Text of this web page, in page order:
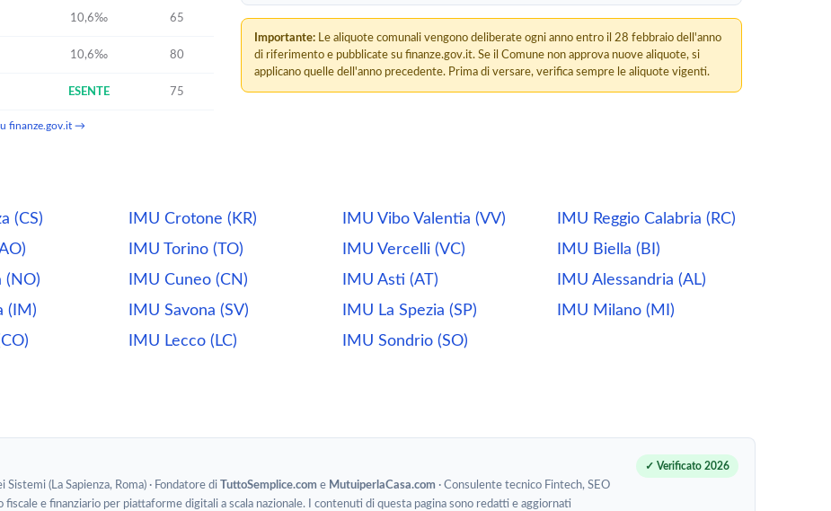
10,6‰ 65
10,6‰ 80
ESENTE 75
finanze.gov.it →
Importante: Le aliquote comunali vengono deliberate ogni anno entro il 28 febbraio dell'anno
di riferimento e pubblicate su finanze.gov.it. Se il Comune non approva nuove aliquote, si
applicano quelle dell'anno precedente. Prima di versare, verifica sempre le aliquote vigenti.
(CS) IMU Crotone (KR) IMU Vibo Valentia (VV)
IMU Reggio Calabria (RC)
IMU Torino (TO) IMU Vercelli (VC)
IMU Biella (BI)
(NO) IMU Cuneo (CN) IMU Asti (AT)
IMU Alessandria (AL)
(IM) IMU Savona (SV) IMU La Spezia (SP)
IMU Milano (MI)
IMU Lecco (LC) IMU Sondrio (SO)
(La Sapienza, Roma) · Fondatore di TuttoSemplice.com e MutuiperlaCasa.com · Consulente tecnico Fintech, SEO
e finanziario per piattaforme digitali a scala nazionale. I contenuti di questa pagina sono redatti e aggiornati
✓ Verificato 2026